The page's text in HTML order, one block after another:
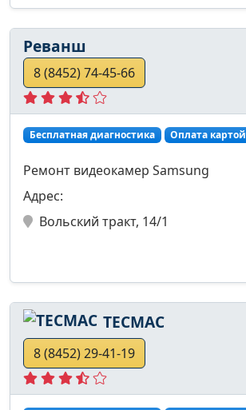
Реванш
8 (8452) 74-45-66
Бесплатная диагностика Оплата картой
Ремонт видеокамер Samsung
Адрес:
Вольский тракт, 14/1
ТЕСМАС
8 (8452) 29-41-19